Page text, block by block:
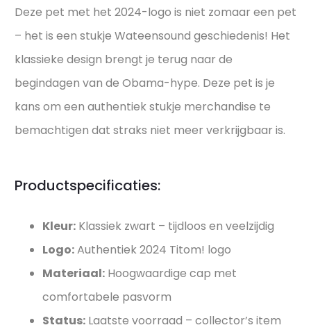
Deze pet met het 2024-logo is niet zomaar een pet
– het is een stukje Wateensound geschiedenis! Het
klassieke design brengt je terug naar de
begindagen van de Obama-hype. Deze pet is je
kans om een authentiek stukje merchandise te
bemachtigen dat straks niet meer verkrijgbaar is.
Productspecificaties:
Kleur: Klassiek zwart – tijdloos en veelzijdig
Logo:Authentiek 2024 Titom! logo
Materiaal: Hoogwaardige cap met
comfortabele pasvorm
Status: Laatste voorraad – collector’s item